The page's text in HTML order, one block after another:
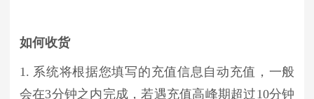
如何收货
1. 系统将根据您填写的充值信息自动充值，一般
会在3分钟之内完成，若遇充值高峰期超过10分钟